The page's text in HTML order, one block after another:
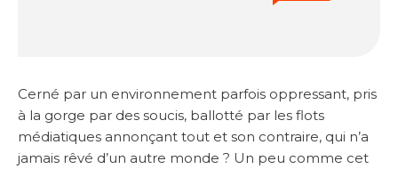
Cerné par un environnement parfois oppressant, pris
à la gorge par des soucis, ballotté par les flots
médiatiques annonçant tout et son contraire, qui n’a
jamais rêvé d’un autre monde ? Un peu comme cet